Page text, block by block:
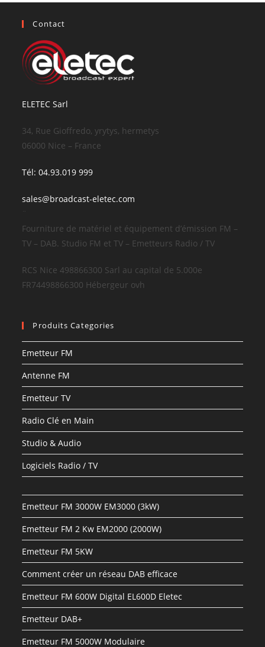
Contact
ELETEC Sarl
34, Rue Gioffredo, yrytys, hermetys
06000 Nice – France
Tél: 04.93.019 999
sales@broadcast-eletec.com
¨
Fourniture de matériel et équipement d’émission FM –
TV – DAB. Studio FM et TV – Emetteurs Radio / TV
RCS Nice 498866300 Sarl au capital de 5.000e
FR74498866300 Hébergeur ovh
Produits Categories
Emetteur FM
Antenne FM
Emetteur TV
Radio Clé en Main
Studio & Audio
Logiciels Radio / TV
Emetteur FM 3000W EM3000 (3kW)
Emetteur FM 2 Kw EM2000 (2000W)
Emetteur FM 5KW
Comment créer un réseau DAB efficace
Emetteur FM 600W Digital EL600D Eletec
Emetteur DAB+
Emetteur FM 5000W Modulaire